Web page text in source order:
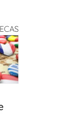
at
s
A
p
p